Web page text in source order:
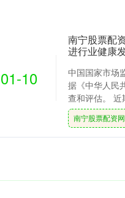
01-10
南宁股票配
进行业健康
中国国家市场
据《中华人民
查和评估。 近
南宁股票配资网